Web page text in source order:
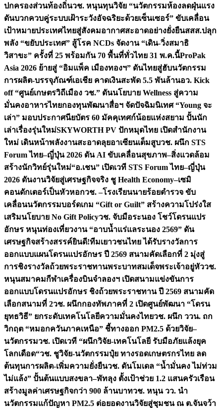
ปกครองส่วนท้องถิ่นวช. หนุนทุนวิจัย “นวัตกรรมห้องลดฝุ่นแรง
ดันบวกควบคู่ระบบเฝ้าระวังอัจฉริยะด้วยเซ็นเซอร์” ขับเคลื่อน
เป้าหมายประเทศไทยสู่สังคมอากาศสะอาดอย่างยั่งยืนสสส.ปลุก
พลัง “ขยับประเทศ” สู้โรค NCDs จัดงาน “เดิน-วิ่งสมาธิ
วิสาขะ” ครั้งที่ 25 พร้อมกัน 70 พื้นที่ทั่วไทย 31 พ.ค.นี้ProPak
Asia 2026 ย้ายสู่ “อิมแพ็ค เมืองทองฯ” ดันไทยสู่ฮับนวัตกรรม
การผลิต-บรรจุภัณฑ์เอเชีย คาดเงินสะพัด 5.5 พันล้านอว. Kick
off “ศูนย์เกษตรวิถีเมือง วช.” ดันนโยบาย Wellness สู่ความ
มั่นคงอาหารไทยกองทุนพัฒนาสื่อฯ จัดปัจฉิมนิเทศ “Young จะ
เล่า” มอบประกาศนียบัตร 60 มัคคุเทศก์น้อยแห่งสยาม ปั้นนัก
เล่าเรื่องรุ่นใหม่SKYWORTH PV ปักหมุดไทย เปิดสำนักงาน
ใหม่ เดินหน้าพลังงานสะอาดลุยอาเซียนเต็มสูบวช. ผนึก STS
Forum ไทย–ญี่ปุ่น 2026 ดัน AI ขับเคลื่อนสุขภาพ–สิ่งแวดล้อม
สร้างนักวิทย์รุ่นใหม่“อ.เชน” เปิดเวที STS Forum ไทย–ญี่ปุ่น
2026 ดันงานวิจัยสู่เศรษฐกิจจริง ชู Health Economy–เซมิ
คอนดักเตอร์เป็นหัวหอกวช. –โรงเรียนนายร้อยตำรวจ ขับ
เคลื่อนนวัตกรรมบอร์ดเกม “Gift or Guilt” สร้างความโปร่งใส
เสริมนโยบาย No Gift Policyวช. จับมือระนอง โชว์โดรนแปร
อักษร หนุนท่องเที่ยวงาน “อาบน้ำแร่แลระนอง 2569” ดัน
เศรษฐกิจสร้างสรรค์ยินดี!ทีมเยาวชนไทย ได้รับรางวัลการ
ออกแบบแผนโดรนแปรอักษร ปี 2569 สนามคัดเลือกที่ 2 มุ่งสู่
การชิงรางวัลถ้วยพระราชทานพระบาทสมเด็จพระเจ้าอยู่หัววช.
หนุนสมาคมกีฬาเครื่องบินจำลองฯ เปิดสนามแข่งขันการ
ออกแบบโดรนแปรอักษร ชิงถ้วยพระราชทาน ปี 2569 สนามคัด
เลือกสนามที่ 2วช. ผนึกกองทัพภาคที่ 2 เปิดศูนย์พัฒนา “โดรน
ยุทธวิธี” ยกระดับเทคโนโลยีความมั่นคงไทยวช. ผนึก ววน. ถก
วิกฤต “หมอกควันภาคเหนือ” ชี้ทางออก PM2.5 ด้วยวิจัย–
นวัตกรรมวช. เปิดเวที “ผนึกวิจัย-เทคโนโลยี รับมือภัยแล้งยุค
โลกเดือด“วช. ชูวิจัย-นวัตกรรมปุ๋ย ทางรอดเกษตรกรไทย ลด
ต้นทุนการผลิต-เพิ่มความยั่งยืนวช. ดันโมเดล “น้ำมั่นคง ไม่ท่วม
ไม่แล้ง” ปั้นต้นแบบสงขลา–พัทลุง ตั้งเป้าช่วย 1.2 แสนครัวเรือน
สร้างมูลค่าเศรษฐกิจกว่า 900 ล้านบาทวช. หนุน วว. นำ
นวัตกรรมแก้ปัญหา PM2.5 ต่อยอดงานวิจัยสู่ชุมชน ณ ต.จันจว้า